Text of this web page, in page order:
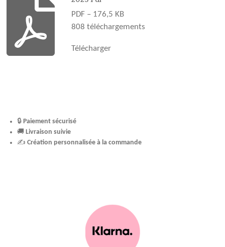
a
m
t
PDF – 176,5 KB
808 téléchargements
Télécharger
🔒Paiement sécurisé
🚚 Livraison suivie
✍️ Création personnalisée à la commande